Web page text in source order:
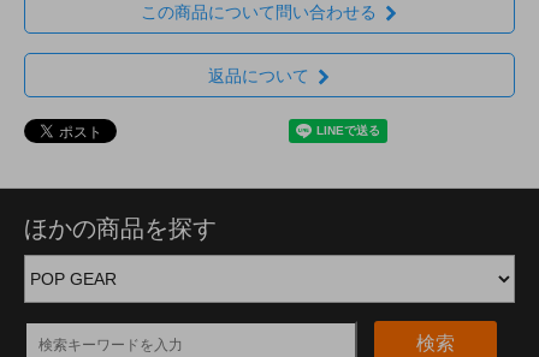
この商品について問い合わせる
返品について
ほかの商品を探す
検索